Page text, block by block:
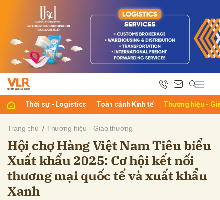
Thời sự - Logistics Toàn cảnh Kinh tế Thương hiệu -
Trang chủ Thương hiệu - Giao thương
Hội chợ Hàng Việt Nam Tiêu biểu
Xuất khẩu 2025: Cơ hội kết nối
thương mại quốc tế và xuất khẩu
Xanh
luận
Hủy